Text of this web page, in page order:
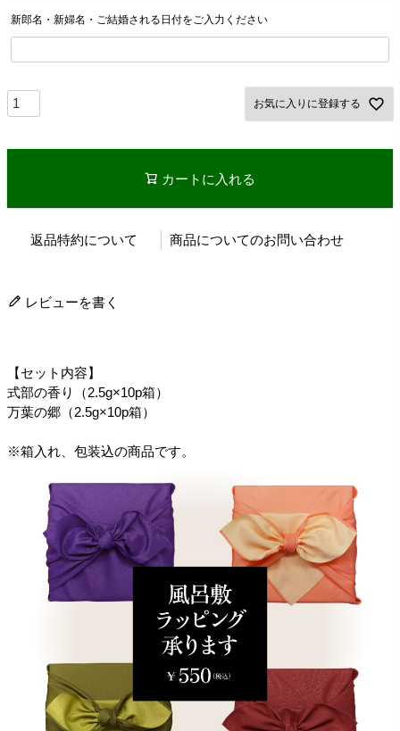
新郎名・新婦名・ご結婚される日付をご入力ください
お気に入りに登録する
カートに入れる
返品特約について 商品についてのお問い合わせ
レビューを書く
【セット内容】
式部の香り（2.5g×10p箱）
万葉の郷（2.5g×10p箱）
※箱入れ、包装込の商品です。